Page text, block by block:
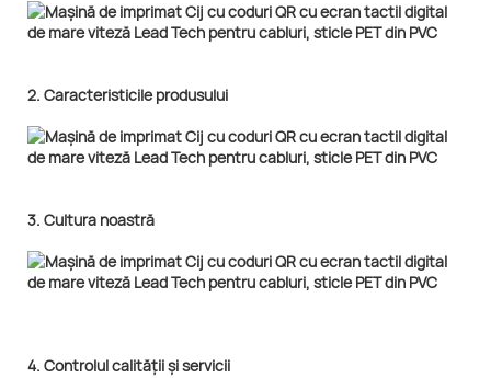
2. Caracteristicile produsului
3. Cultura noastră
4. Controlul calității și servicii